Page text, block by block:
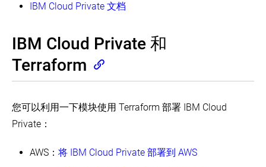
CenturyLink
Running
on
Google
Compute
(EN)
使
Cloud
IBM Cloud Private 文档
IBM Cloud Private 和
Terraform
您可以利用一下模块使用 Terraform 部署 IBM Cloud
Private：
AWS： 将 IBM Cloud Private 部署到 AWS